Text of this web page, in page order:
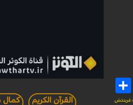
Share
القرآن الكريم